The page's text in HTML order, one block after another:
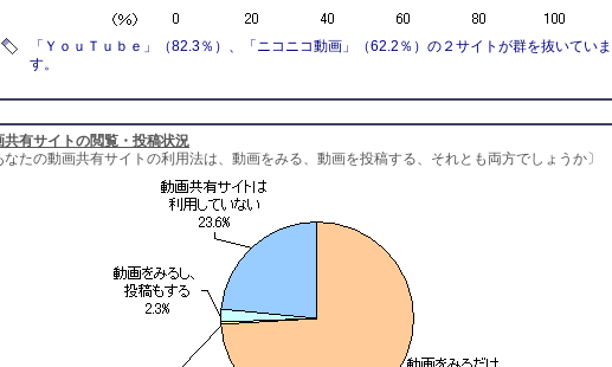
「ＹｏｕＴｕｂｅ」（82.3％）、「ニコニコ動画」（62.2％）の２サイトが群を抜いていま
す。
共有サイトの閲覧・投稿状況
なたの動画共有サイトの利用法は、動画をみる、動画を投稿する、それとも両方でしょうか〕